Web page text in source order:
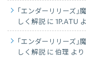
｢エンダーリリーズ｣
しく解説 に 1P.ATU
｢エンダーリリーズ｣
しく解説 に 伯理 より